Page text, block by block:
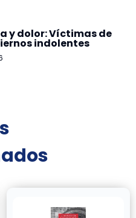
y dolor: Víctimas de
indolentes